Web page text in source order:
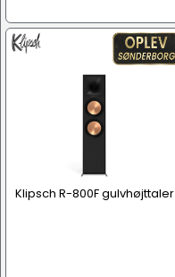
Klipsch R-800F gulvhøjttaler